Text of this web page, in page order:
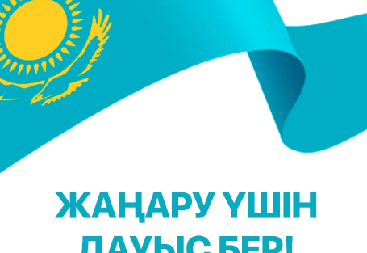
және отырып ойнайтын ойындарды
оңай:
домалатуға болады. Бірақ, аққаланы әркім бөлек